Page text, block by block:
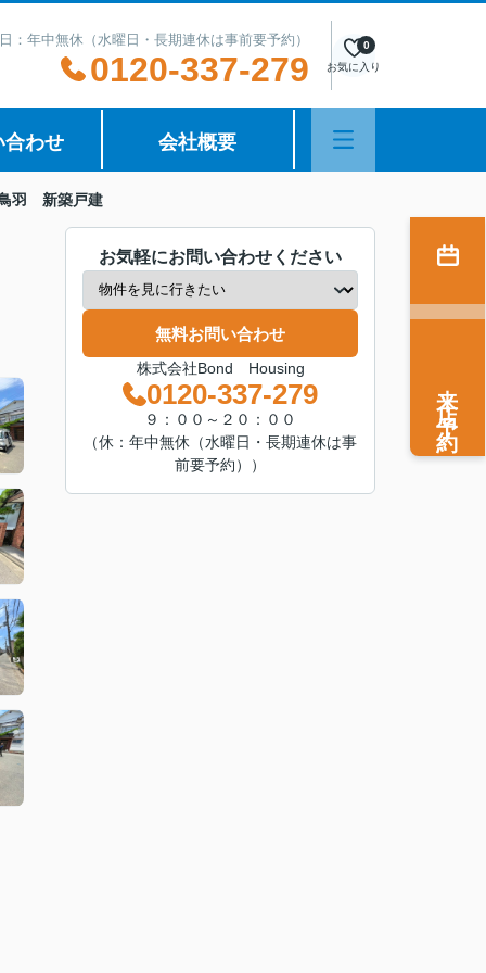
年中無休（水曜日・長期連休は事前要予約）
0120-337-279 お気に入り
0
合わせ 会社概要
羽 新築戸建
お気軽にお問い合わせください
無料お問い合わせ
株式会社Bond Housing
0120-337-279
９：００～２０：００
（休：年中無休（水曜日・長期連休は事
前要予約））
来店予約